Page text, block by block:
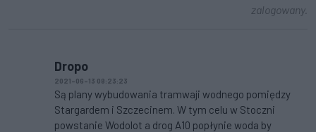
zalogowany.
Dropo
2021-06-13 08:23:23
Są plany wybudowania tramwaji wodnego pomiędzy
Stargardem i Szczecinem. W tym celu w Stoczni
powstanie Wodolot a drog A10 popłynie woda by